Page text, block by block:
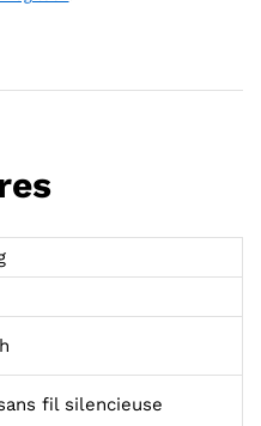
fil silencieuse